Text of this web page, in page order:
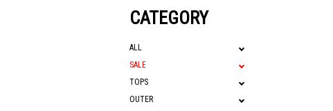
CATEGORY
ALL
SALE
TOPS
OUTER